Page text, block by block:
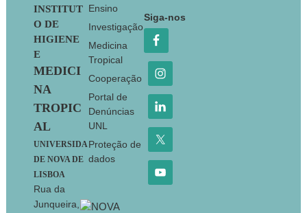
Footer
INSTITUT
O DE
HIGIENE
E
MEDICI
NA
TROPIC
AL
UNIVERSIDA
DE NOVA DE
LISBOA
Rua da
Junqueira,
Ensino
Investigação
Medicina
Tropical
Cooperação
Portal de
Denúncias
UNL
Proteção de
dados
Siga-nos